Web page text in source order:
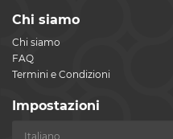
Chi siamo
Chi siamo
FAQ
Termini e Condizioni
Impostazioni